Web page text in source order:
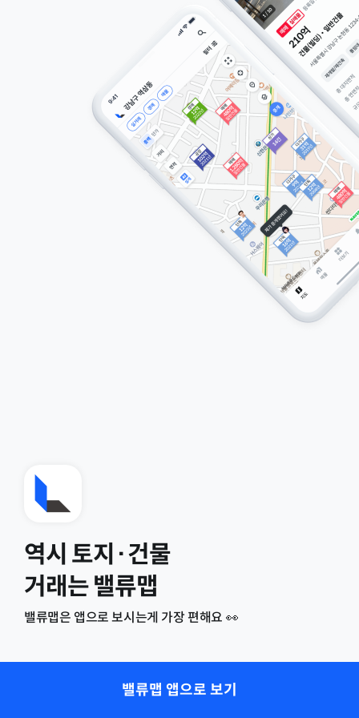
역시 토지·건물
거래는 밸류맵
밸류맵은 앱으로 보시는게 가장 편해요 👀
밸류맵 앱으로 보기